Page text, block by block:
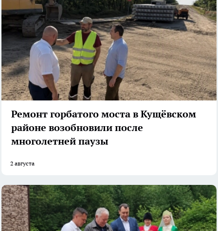
Ремонт горбатого моста в Кущёвском
районе возобновили после
многолетней паузы
2 августа